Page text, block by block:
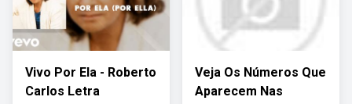
Vivo Por Ela - Roberto
Carlos Letra
Veja Os Números Que
Aparecem Nas